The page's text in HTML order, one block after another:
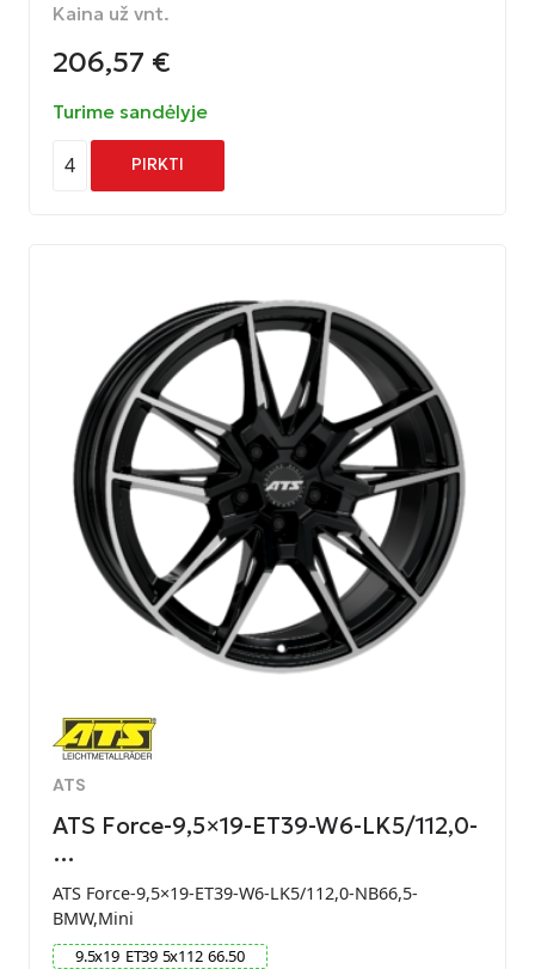
Kaina už vnt.
206,57 €
Turime sandėlyje
4 PIRKTI
ATS
ATS Force-9,5×19-ET39-W6-LK5/112,0-
…
ATS Force-9,5×19-ET39-W6-LK5/112,0-NB66,5-
BMW,Mini
9.5x19 ET39 5x112 66.50